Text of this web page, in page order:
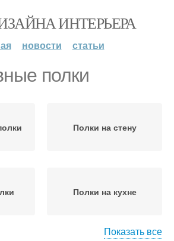
ИНТЕРЬЕРА
новости статьи
полки
Полки на стену
Полки на кухне
Показать все